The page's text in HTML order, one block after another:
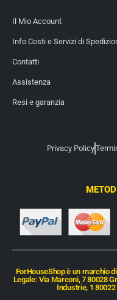
Il Mio Account
Info Costi e Servizi di
Contatti
Assistenza
Resi e garanzia
Privacy Policy
ForHouseShop è un marchio
Legale: Via Marconi, 7 80028
Industrie, 1